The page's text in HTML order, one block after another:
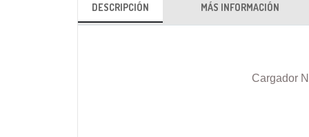
DESCRIPCIÓN
Cargador
MÁS INFORMACIÓN